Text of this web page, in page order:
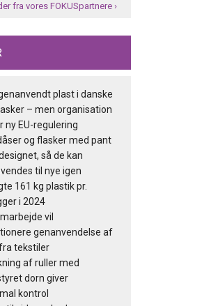
fra vores FOKUSpartnere ›
plast i danske
– men organisation
ny EU-regulering
og flasker med pant
så de kan
til nye igen
161 kg plastik pr.
i 2024
vil
genanvendelse af
tekstiler
af ruller med
dorn giver
kontrol